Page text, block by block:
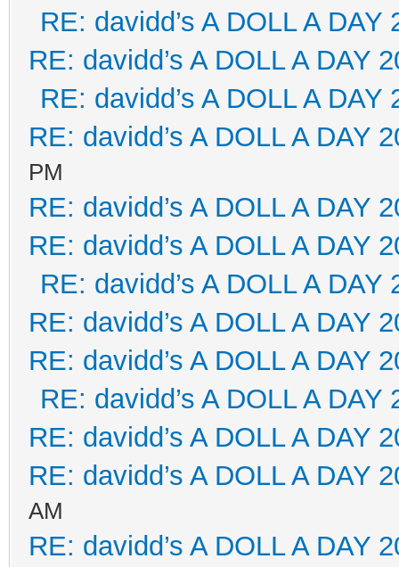
RE: davidd’s A DOLL A DAY
RE: davidd’s A DOLL A DAY
RE: davidd’s A DOLL A DAY
RE: davidd’s A DOLL A DAY
PM
RE: davidd’s A DOLL A DAY
RE: davidd’s A DOLL A DAY
RE: davidd’s A DOLL A DAY
RE: davidd’s A DOLL A DAY
RE: davidd’s A DOLL A DAY
RE: davidd’s A DOLL A DAY
RE: davidd’s A DOLL A DAY
RE: davidd’s A DOLL A DAY
AM
RE: davidd’s A DOLL A DAY